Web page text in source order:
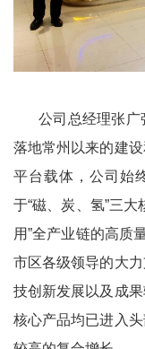
公司总经理张广
落地常州以来的建
平台载体，公司始
于“磁、炭、氢”三大
用”全产业链的高质
市区各级领导的大
技创新发展以及成
核心产品均已进入